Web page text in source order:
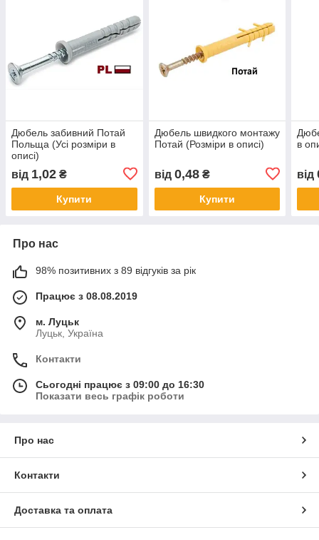
Дюбель забивний Потай
Польща (Усі розміри в
описі)
від 1,02 ₴
Купити
Дюбель швидкого монтажу
Потай (Розміри в описі)
від 0,48₴
Купити
в
від
Про нас
98% позитивних з 89 відгуків за рік
Працює з 08.08.2019
м. Луцьк
Луцьк, Україна
Контакти
Сьогодні працює з 09:00 до 16:30
Показати весь графік роботи
Про нас
Контакти
Доставка та оплата